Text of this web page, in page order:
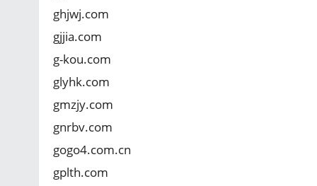
ghjwj.com
gjjia.com
g-kou.com
glyhk.com
gmzjy.com
gnrbv.com
gogo4.com.cn
gplth.com